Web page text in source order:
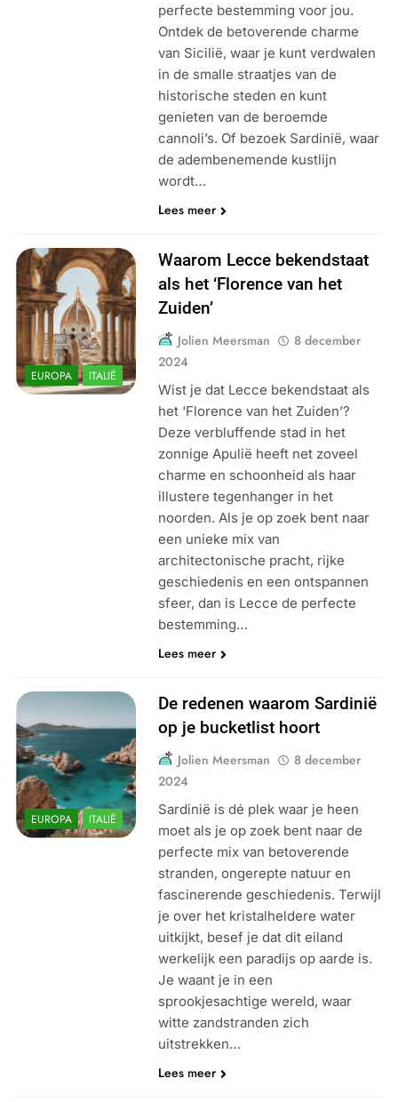
perfecte bestemming voor jou.
Ontdek de betoverende charme
van Sicilië, waar je kunt verdwalen
in de smalle straatjes van de
historische steden en kunt
genieten van de beroemde
cannoli’s. Of bezoek Sardinië, waar
de adembenemende kustlijn
wordt…
Lees meer
EUROPA ITALIË
Waarom Lecce bekendstaat
als het ‘Florence van het
Zuiden’
Jolien Meersman
8 december
2024
Wist je dat Lecce bekendstaat als
het ‘Florence van het Zuiden’?
Deze verbluffende stad in het
zonnige Apulië heeft net zoveel
charme en schoonheid als haar
illustere tegenhanger in het
noorden. Als je op zoek bent naar
een unieke mix van
architectonische pracht, rijke
geschiedenis en een ontspannen
sfeer, dan is Lecce de perfecte
bestemming…
Lees meer
EUROPA ITALIË
De redenen waarom Sardinië
op je bucketlist hoort
Jolien Meersman
8 december
2024
Sardinië is dé plek waar je heen
moet als je op zoek bent naar de
perfecte mix van betoverende
stranden, ongerepte natuur en
fascinerende geschiedenis. Terwijl
je over het kristalheldere water
uitkijkt, besef je dat dit eiland
werkelijk een paradijs op aarde is.
Je waant je in een
sprookjesachtige wereld, waar
witte zandstranden zich
uitstrekken…
Lees meer